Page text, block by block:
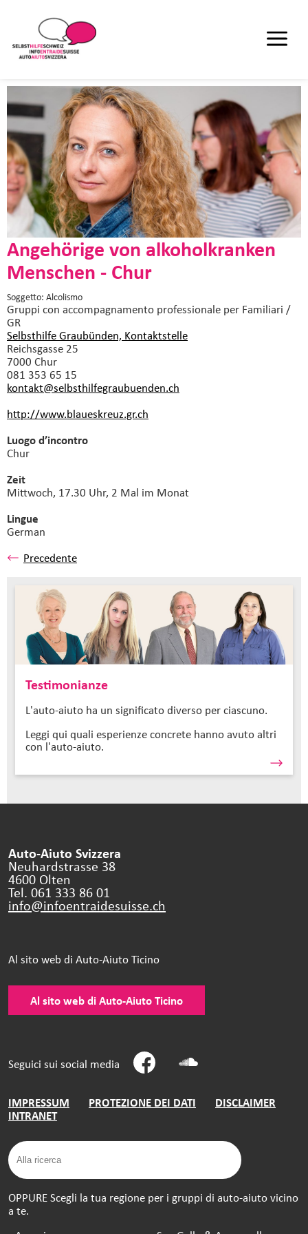
Angehörige von alkoholkranken
Menschen - Chur
Soggetto: Alcolismo
Gruppi con accompagnamento professionale per Familiari /
GR
Selbsthilfe Graubünden, Kontaktstelle
Reichsgasse 25
7000 Chur
081 353 65 15
kontakt@selbsthilfegraubuenden.ch
http://www.blaueskreuz.gr.ch
Luogo d’incontro
Chur
Zeit
Mittwoch, 17.30 Uhr, 2 Mal im Monat
Lingue
German
Precedente
Testimonianze
L'auto-aiuto ha un significato diverso per ciascuno.
Leggi qui quali esperienze concrete hanno avuto altri
con l'auto-aiuto.
Auto-Aiuto Svizzera
Neuhardstrasse 38
4600 Olten
Tel. 061 333 86 01
info@infoentraidesuisse.ch
Al sito web di Auto-Aiuto Ticino
Al sito web di Auto-Aiuto Ticino
Seguici sui social media
IMPRESSUM PROTEZIONE DEI DATI
DISCLAIMER
INTRANET
OPPURE Scegli la tua regione per i gruppi di auto-aiuto vicino
a te.